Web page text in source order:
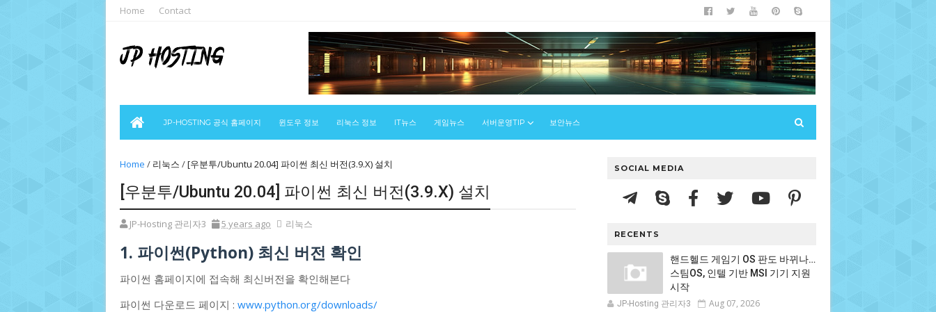
Home Contact
JP-HOSTING 공식 홈페이지 윈도우 정보 리눅스 정보 IT뉴스 게임뉴스 서버운영TIP 보안뉴스
Home / 리눅스 /[우분투/Ubuntu 20.04] 파이썬 최신 버전(3.9.X) 설치
[우분투/Ubuntu 20.04] 파이썬 최신 버전(3.9.X) 설치
JP-Hosting 관리자3 5 years ago 리눅스
1. 파이썬(Python) 최신 버전 확인
파이썬 홈페이지에 접속해 최신버전을 확인해본다
파이썬 다운로드 페이지 : www.python.org/downloads/
SOCIAL MEDIA
RECENTS
핸드헬드 게임기 OS 판도 바뀌나…
스팀OS, 인텔 기반 MSI 기기 지원
시작
JP-Hosting 관리자3 Aug 07, 2026